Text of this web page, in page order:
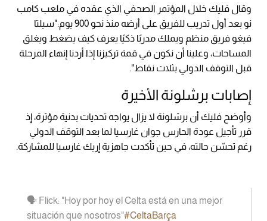
وقال فليك خلال المؤتمر الصحفي الذي عقده في ملعب كامب
نو بعد أول تدريب للفريق على أرضه منذ نحو 900 يوم:"سيلتا
فيغو فريق منظم ويملك مدربًا ذكيًا يعرف كيف يضغط ويغلق
المساحات، وعلينا أن نكون في قمة تركيزنا إذا أردنا إنهاء المرحلة
قبل التوقف الدولي بثلاث نقاط".
إصابات برشلونة الأخيرة
وأوضح فليك أن برشلونة لا يزال يواجه تحديات بدنية مؤثرة، إذ
قرر تأجيل عودة الحارس جوان غارسيا لما بعد التوقف الدولي
رغم تحسّن حالته، في حين تأكدت جاهزية إريك غارسيا للمشاركة.
🗣️ Flick: "Hoy por hoy el Celta está en una mejor
situación que nosotros"#CeltaBarça